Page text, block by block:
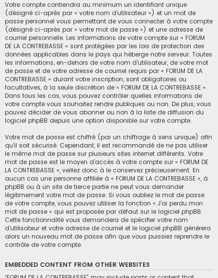
Votre compte contiendra au minimum un identifiant unique
(désigné ci-après par « votre nom d’utilisateur ») et un mot de
passe personnel vous permettant de vous connecter à votre compte
(désigné ci-après par « votre mot de passe ») et une adresse de
courriel personnelle. Les informations de votre compte sur « FORUM
DE LA CONTREBASSE » sont protégées par les lois de protection des
données applicables dans le pays qui héberge notre serveur. Toutes
les informations, en-dehors de votre nom d’utilisateur, de votre mot
de passe et de votre adresse de courriel requis par « FORUM DE LA
CONTREBASSE » durant votre inscription, sont obligatoires ou
facultatives, à la seule discrétion de « FORUM DE LA CONTREBASSE ».
Dans tous les cas, vous pouvez contrôler quelles informations de
votre compte vous souhaitez rendre publiques ou non. De plus, vous
pouvez décider de vous abonner ou non à la liste de diffusion du
logiciel phpBB depuis une option disponible sur votre compte.
Votre mot de passe est chiffré (par un chiffrage à sens unique) afin
qu’il soit sécurisé. Cependant, il est recommandé de ne pas utiliser
le même mot de passe sur plusieurs sites internet différents. Votre
mot de passe est le moyen d’accès à votre compte sur « FORUM DE
LA CONTREBASSE », veillez donc à le conservez précieusement. En
aucun cas une personne affiliée à « FORUM DE LA CONTREBASSE », à
phpBB ou à un site de tierce partie ne peut vous demander
légitimement votre mot de passe. Si vous oubliez le mot de passe
de votre compte, vous pouvez utiliser la fonction « J’ai perdu mon
mot de passe » qui est proposée par défaut sur le logiciel phpBB.
Cette fonctionnalité vous demandera de spécifier votre nom
d’utilisateur et votre adresse de courriel et le logiciel phpBB générera
alors un nouveau mot de passe afin que vous puissiez reprendre le
contrôle de votre compte.
EMBEDDED CONTENT FROM OTHER WEBSITES